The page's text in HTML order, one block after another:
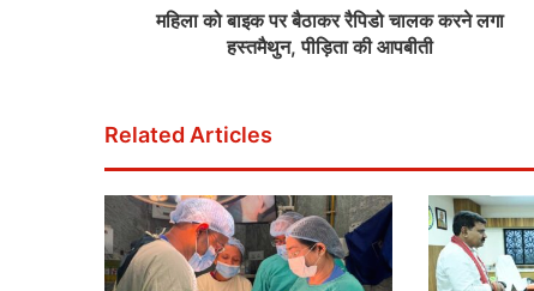
महिला को बाइक पर बैठाकर रैपिडो चालक करने लगा
हस्तमैथुन, पीड़िता की आपबीती
Related Articles